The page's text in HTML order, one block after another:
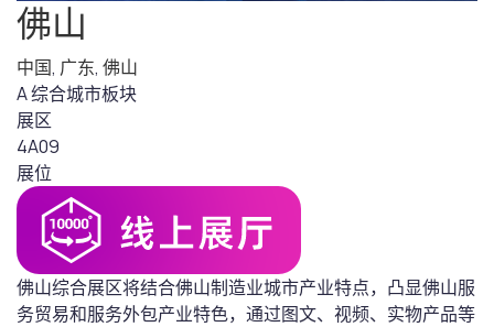
佛山
中国, 广东, 佛山
A 综合城市板块
展区
4A09
展位
佛山综合展区将结合佛山制造业城市产业特点，凸显佛山服
务贸易和服务外包产业特色，通过图文、视频、实物产品等